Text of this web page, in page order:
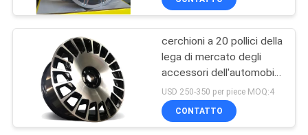
MAPPA
DEL
PRIVACY
POLICY
Ruote della lega
della replica
70
cerchioni a 20 pollici della
lega di mercato degli
accessori dell'automobile
di mercato degli
accessori della lega
T6061 del foro
USD 250-350 per piece MOQ:4
CONTATTO